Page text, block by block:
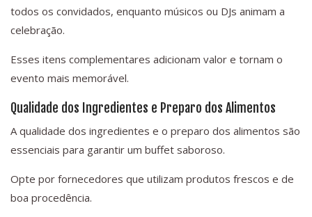
todos os convidados, enquanto músicos ou DJs animam a
celebração.
Esses itens complementares adicionam valor e tornam o
evento mais memorável.
Qualidade dos Ingredientes e Preparo dos Alimentos
A qualidade dos ingredientes e o preparo dos alimentos são
essenciais para garantir um buffet saboroso.
Opte por fornecedores que utilizam produtos frescos e de
boa procedência.